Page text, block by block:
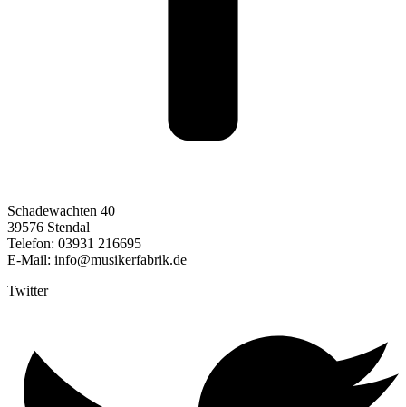
Schadewachten 40
39576 Stendal
Telefon: 03931 216695
E-Mail: info@musikerfabrik.de
Twitter